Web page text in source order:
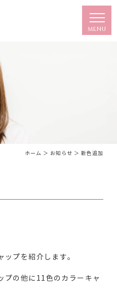
ホーム ＞ お知らせ ＞ 新色追加
プを紹介します。
プの他に 11色のカラーキャ